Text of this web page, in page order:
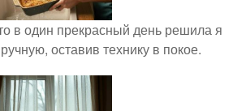
в один прекрасный день решила я
оставив технику в покое.